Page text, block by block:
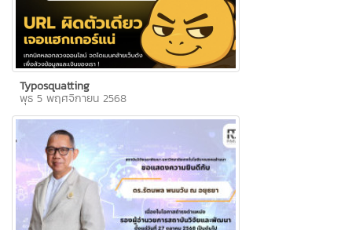
Typosquatting
พุธ 5 พฤศจิกายน 2568